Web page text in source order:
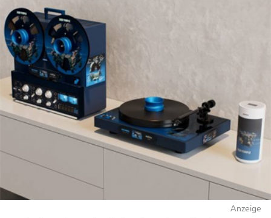
Anzeige